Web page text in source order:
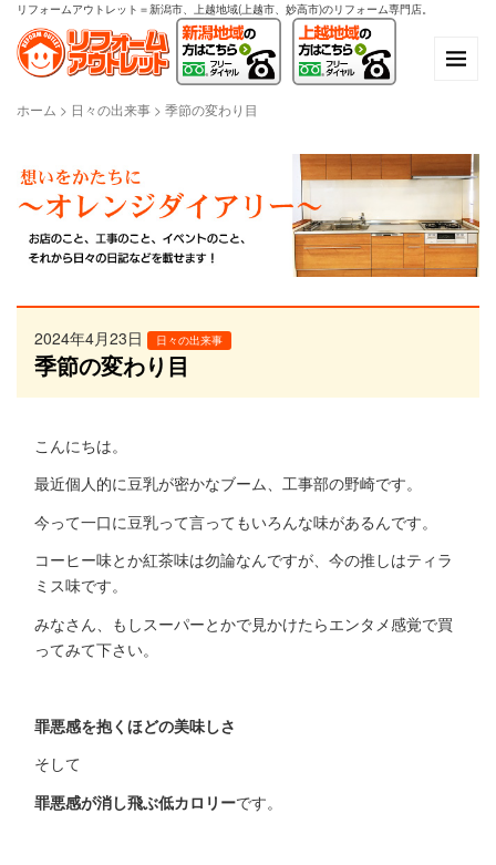
リフォームアウトレット＝新潟市、上越地域(上越市、妙高市)のリフォーム専門店。
ホーム > 日々の出来事 > 季節の変わり目
2024年4月23日 日々の出来事
季節の変わり目
こんにちは。
最近個人的に豆乳が密かなブーム、工事部の野崎です。
今って一口に豆乳って言ってもいろんな味があるんです。
コーヒー味とか紅茶味は勿論なんですが、今の推しはティラ
ミス味です。
みなさん、もしスーパーとかで見かけたらエンタメ感覚で買
ってみて下さい。
罪悪感を抱くほどの美味しさ
そして
罪悪感が消し飛ぶ低カロリーです。